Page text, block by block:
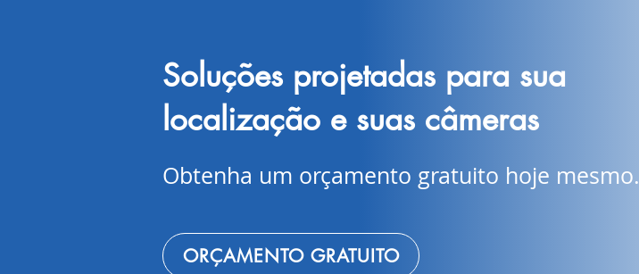
Soluções projetadas para sua
localização e suas câmeras
Obtenha um orçamento gratuito hoje mesmo.
ORÇAMENTO GRATUITO